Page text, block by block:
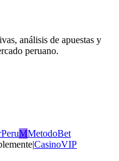
análisis de apuestas y
peruano.
MMetodoBet
|CasinoVIP